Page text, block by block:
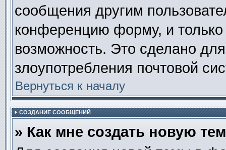
сообщения другим
конференцию форму, и
возможность. Это сделано
злоупотребления почтовой
Вернуться к началу
СОЗДАНИЕ СООБЩЕНИЙ
» Как мне создать новую